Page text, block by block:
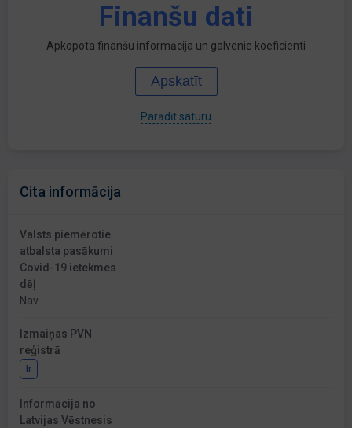
Finanšu dati
Apkopota finanšu informācija un galvenie koeficienti
Apskatīt
Parādīt saturu
Cita informācija
Valsts piemērotie
atbalsta pasākumi
Covid-19 ietekmes
dēļ
Nav
Izmaiņas PVN
reģistrā
Ir
Informācija no
Latvijas Vēstnesis